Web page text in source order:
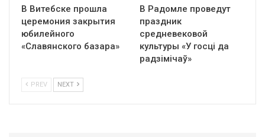
В Витебске прошла
церемония закрытия
юбилейного
«Славянского базара»
В Радомле проведут
праздник
средневековой
культуры «У госці да
радзімічаў»
PREV NEXT